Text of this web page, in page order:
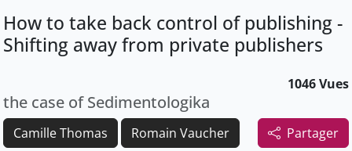
How to take back control of publishing -
Shifting away from private publishers
1046 Vues
the case of Sedimentologika
Partager
Camille Thomas Romain Vaucher